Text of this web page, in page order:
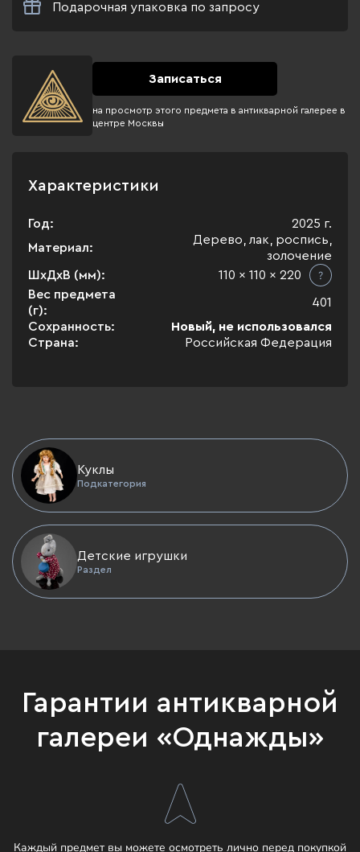
Подарочная упаковка по запросу
Записаться
на просмотр этого предмета в антикварной галерее в
центре Москвы
Характеристики
Год:
2025 г.
Материал:
Дерево, лак, роспись,
золочение
ШхДхВ (мм):
110 x 110 x 220
Вес предмета
(г):
401
Сохранность:
Новый, не использовался
Страна:
Российская Федерация
Куклы
Подкатегория
Детские игрушки
Раздел
Гарантии антикварной
галереи «Однажды»
Каждый предмет вы можете осмотреть лично перед покупкой